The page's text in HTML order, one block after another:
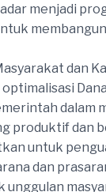
menjadi
dan
dalam
produktif dan
untuk
dan
unggulan